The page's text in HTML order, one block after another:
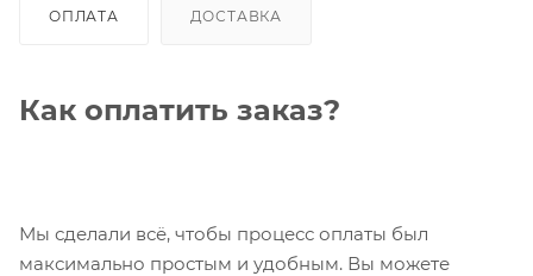
ОПЛАТА ДОСТАВКА
Как оплатить заказ?
Мы сделали всё, чтобы процесс оплаты был
максимально простым и удобным. Вы можете